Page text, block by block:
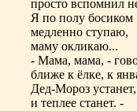
просто вспомнил
Я по полу босиком
медленно ступаю,
маму окликаю...
- Мама, мама, -
ближе к ёлке, к
Дед-Мороз устанет,
и теплее станет. -